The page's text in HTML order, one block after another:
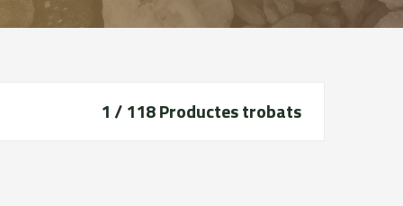
1 / 118Productes trobats